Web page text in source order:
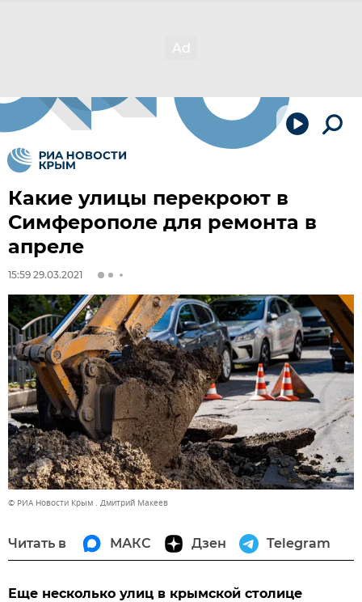
Какие улицы перекроют в
Симферополе для ремонта в
апреле
15:59 29.03.2021
© РИА Новости Крым . Дмитрий Макеев
Читать в МАКС Дзен Telegram
Еще несколько улиц в крымской столице